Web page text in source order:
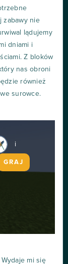
zabawy nie
lądujemy
dniami i
Z bloków
nas obroni
również
surowce.
i
GRAJ
mi się